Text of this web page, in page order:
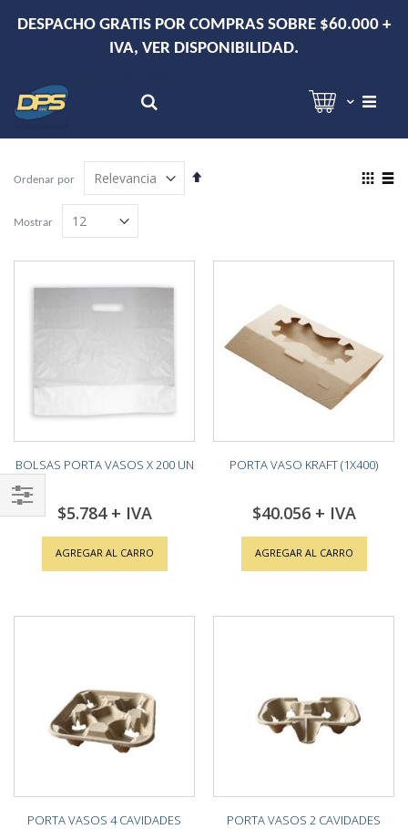
DESPACHO GRATIS POR COMPRAS SOBRE $60.000 +
IVA, VER DISPONIBILIDAD.
Hola!
Ordenar por
Establecer
View
Mostrar
BOLSAS PORTA VASOS X 200 UN
$5.784
AGREGAR AL CARRO
PORTA VASO KRAFT (1X400)
$40.056
AGREGAR AL CARRO
PORTA VASOS 4 CAVIDADES
PORTA VASOS 2 CAVIDADES
Shop